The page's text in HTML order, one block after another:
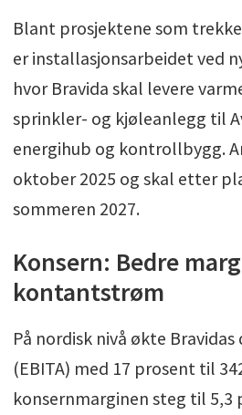
Blant prosjektene som
er installasjonsarbeidet ved
hvor Bravida skal levere
sprinkler- og kjøleanlegg til
energihub og kontrollbygg.
oktober 2025 og skal etter
sommeren 2027.
Konsern: Bedre
kontantstrøm
På nordisk nivå økte
(EBITA) med 17 prosent til
konsernmarginen steg til 5,3